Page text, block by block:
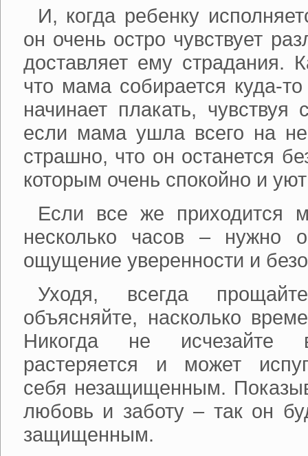
И, когда ребенку
он очень остро чувствует
доставляет ему страдания.
что мама собирается куда-
начинает плакать,
если мама ушла всего на
страшно, что он останется
которым очень спокойно и
Если все же приходится
несколько часов – нужно
ощущение уверенности и
Уходя, всегда
объясняйте, насколько
Никогда не исчезайте
растеряется и может
себя незащищенным.
любовь и заботу – так он
защищенным.